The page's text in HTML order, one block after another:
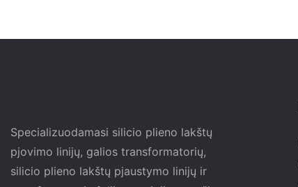
Specializuodamasi silicio plieno lakštų
pjovimo linijų, galios transformatorių,
silicio plieno lakštų pjaustymo linijų ir